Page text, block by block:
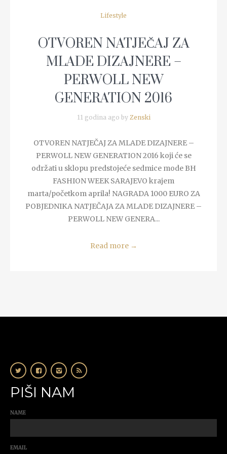
Lifestyle
OTVOREN NATJEČAJ ZA
MLADE DIZAJNERE –
PERWOLL NEW
GENERATION 2016
11 godina ago by Zenski
OTVOREN NATJEČAJ ZA MLADE DIZAJNERE –
PERWOLL NEW GENERATION 2016 koji će se
održati u sklopu predstojeće sedmice mode BH
FASHION WEEK SARAJEVO krajem
marta/početkom aprila! NAGRADA 1000 EURO ZA
POBJEDNIKA NATJEČAJA ZA MLADE DIZAJNERE –
PERWOLL NEW GENERA...
Read more →
PIŠI NAM
NAME
EMAIL